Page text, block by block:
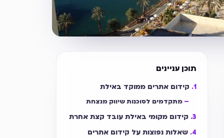
תוכן עניינים
קידום אתרים ממוקד באילת
מתקדמים לסוכנות שיווק מנצחת
קידום מקומי באילת עובד קצת אחרת
שאלות נפוצות על קידום אתרים